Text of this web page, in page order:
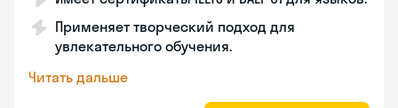
Применяет творческий подход для
увлекательного обучения.
Читать дальше